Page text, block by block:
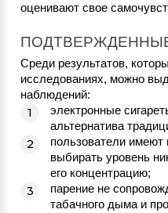
оценивают свое
Среди результатов,
исследованиях, можно
наблюдений:
электронные
альтернатива
пользователи имеют
выбирать уровень
его концентрацию;
парение не
табачного дыма и